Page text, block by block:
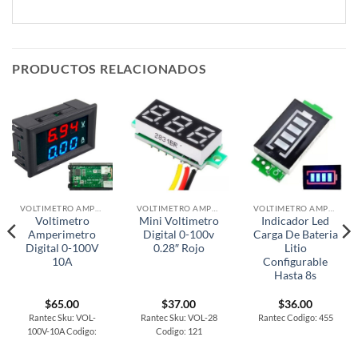
PRODUCTOS RELACIONADOS
Voltimetro
Amperimetro
Digital 0-100V
10A
$65.00
Rantec Sku: VOL-
100V-10A Codigo:
Mini Voltimetro
Digital 0-100v
0.28″ Rojo
$37.00
Rantec Sku: VOL-28
Codigo: 121
Indicador Led
Carga De Bateria
Litio
Configurable
Hasta 8s
$36.00
Rantec Codigo: 455